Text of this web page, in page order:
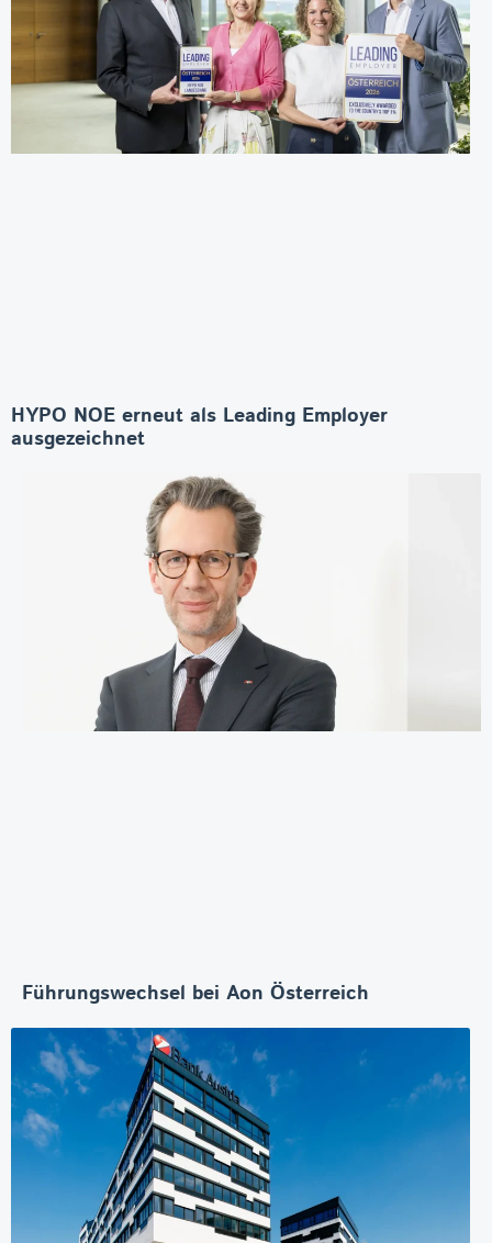
HYPO NOE erneut als Leading Employer
ausgezeichnet
Führungswechsel bei Aon Österreich